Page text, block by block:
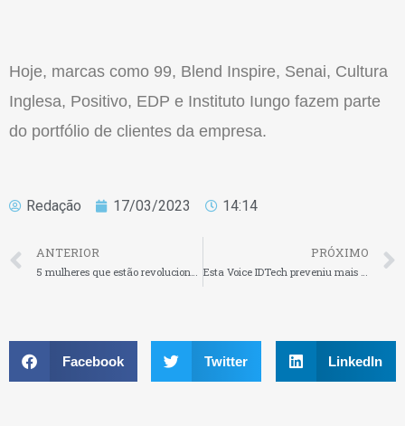
Hoje, marcas como 99, Blend Inspire, Senai, Cultura
Inglesa, Positivo, EDP e Instituto Iungo fazem parte
do portfólio de clientes da empresa.
Redação 17/03/2023 14:14
ANTERIOR
5 mulheres que estão revolucionando o mercado – e as mulheres que inspiraram as suas trajetórias
PRÓXIMO
Esta Voice IDTech preveniu mais de R$30 milhões em fraudes utilizando biometria de voz
Facebook Twitter LinkedIn